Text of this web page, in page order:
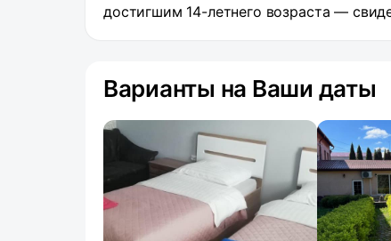
достигшим 14-летнего возраста —
Варианты на Ваши даты